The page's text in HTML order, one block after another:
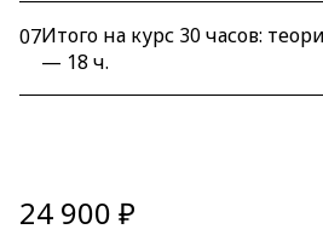
07Итого на курс 30 часов:
— 18 ч.
24 900 ₽